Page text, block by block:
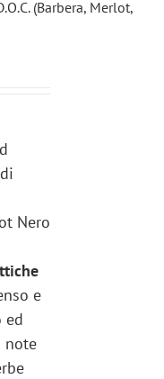
(Barbera, Merlot,
Nero
e
ed
note